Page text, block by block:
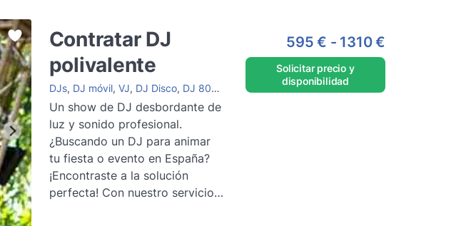
Contratar DJ
polivalente
DJs, DJ móvil, VJ, DJ Disco, DJ 80s/90s DJ de salón,DJ House DJ femenina
Un show de DJ desbordante de
luz y sonido profesional.
¿Buscando un DJ para animar
tu fiesta o evento en España?
¡Encontraste a la solución
perfecta! Con nuestro servicio
595 € - 1310 €
Solicitar precio y
disponibilidad